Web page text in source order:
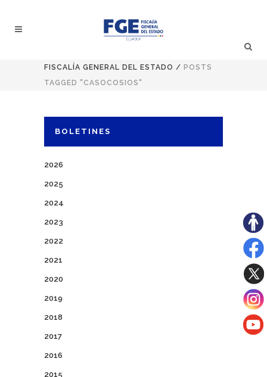
FISCALÍA GENERAL DEL ESTADO / POSTS
TAGGED "CASOCOSIOS"
BOLETINES
2026
2025
2024
2023
2022
2021
2020
2019
2018
2017
2016
2015